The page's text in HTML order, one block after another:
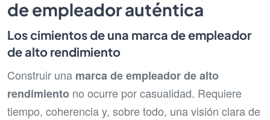
de empleador auténtica
Los cimientos de una marca de empleador
de alto rendimiento
Construir una marca de empleador de alto
rendimiento no ocurre por casualidad. Requiere
tiempo, coherencia y, sobre todo, una visión clara de